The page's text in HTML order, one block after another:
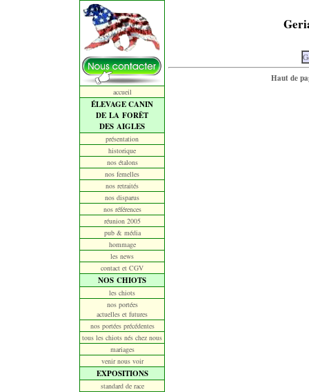
accueil
ÉLEVAGE CANIN
DE LA FORÊT
DES AIGLES
présentation
historique
nos étalons
nos femelles
nos retraités
nos disparus
nos références
réunion 2005
pub & média
hommage
les news
contact et CGV
NOS CHIOTS
les chiots
nos portées
actuelles et futures
nos portées précédentes
tous les chiots nés chez nous
mariages
venir nous voir
EXPOSITIONS
standard de race
Haut de